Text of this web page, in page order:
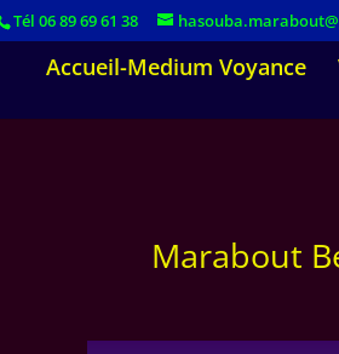
Tél 06 89 69 61 38
Accueil-Medium Voyance
Marabout